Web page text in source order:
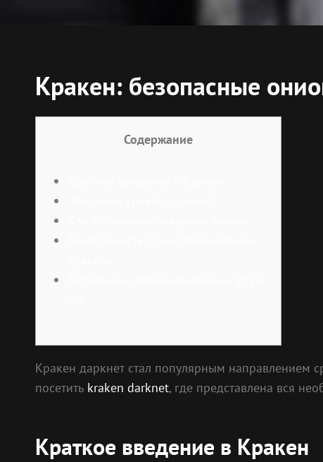
Кракен: безопасные
Содержание
Кракен даркнет стал популярным направлением
посетить kraken darknet, где представлена вся
Краткое введение в Кракен